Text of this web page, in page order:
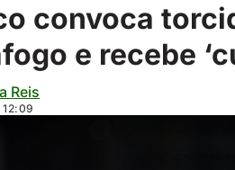
convoca
e recebe
Reis
12:09